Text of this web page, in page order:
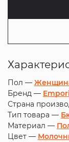
Пол —
Бренд —
Страна
Тип товара —
Материал —
Цвет —